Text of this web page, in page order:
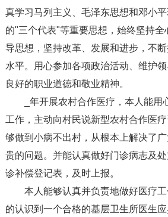
真学习马列主义、毛泽东思想和邓小
的"三个代表"等重要思想，始终坚持全
导思想，坚持改革、发展和进步，不
水平。用心参加各项政治活动、维护
良好的职业道德和敬业精神。
_年开展农村合作医疗，本人能
工作，主动向村民说新型农村合作医
够做到小病不出村，从根本上解决了
贵的问题。并能认真做好门诊病志及
诊补偿登记表，及时上报。
本人能够认真并负责地做好医疗
的认识到一个合格的基层卫生所医生应